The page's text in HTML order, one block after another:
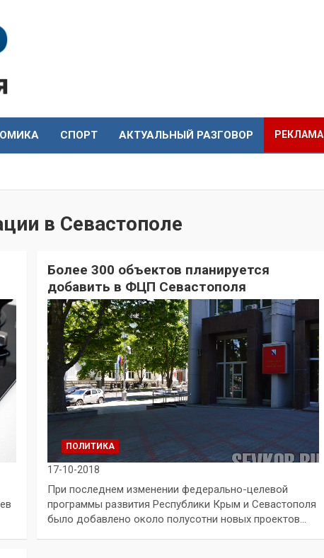
СПОРТ АКТУАЛЬНЫЙ РАЗГОВОР РЕКЛАМА
в Севастополе
Более 300 объектов планируется
добавить в ФЦП Севастополя
ПОЛИТИКА
17-10-2018
При последнем изменении федерально-целевой
программы развития Республики Крым и Севастополя
было добавлено около полусотни новых проектов…